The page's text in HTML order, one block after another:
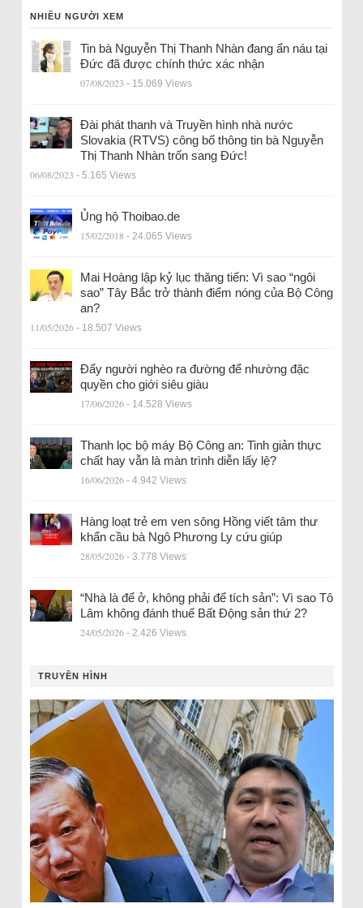
NHIỀU NGƯỜI XEM
Tin bà Nguyễn Thị Thanh Nhàn đang ẩn náu tại
Đức đã được chính thức xác nhận
07/08/2023 - 15.069 Views
Đài phát thanh và Truyền hình nhà nước
Slovakia (RTVS) công bố thông tin bà Nguyễn
Thị Thanh Nhàn trốn sang Đức!
06/08/2023 - 5.165 Views
Ủng hộ Thoibao.de
15/02/2018 - 24.065 Views
Mai Hoàng lập kỷ lục thăng tiến: Vì sao “ngôi
sao” Tây Bắc trở thành điểm nóng của Bộ Công
an?
11/05/2026 - 18.507 Views
Đẩy người nghèo ra đường để nhường đặc
quyền cho giới siêu giàu
17/06/2026 - 14.528 Views
Thanh lọc bộ máy Bộ Công an: Tinh giản thực
chất hay vẫn là màn trình diễn lấy lệ?
16/06/2026 - 4.942 Views
Hàng loạt trẻ em ven sông Hồng viết tâm thư
khẩn cầu bà Ngô Phương Ly cứu giúp
28/05/2026 - 3.778 Views
“Nhà là để ở, không phải để tích sản”: Vì sao Tô
Lâm không đánh thuế Bất Động sản thứ 2?
24/05/2026 - 2.426 Views
TRUYỀN HÌNH